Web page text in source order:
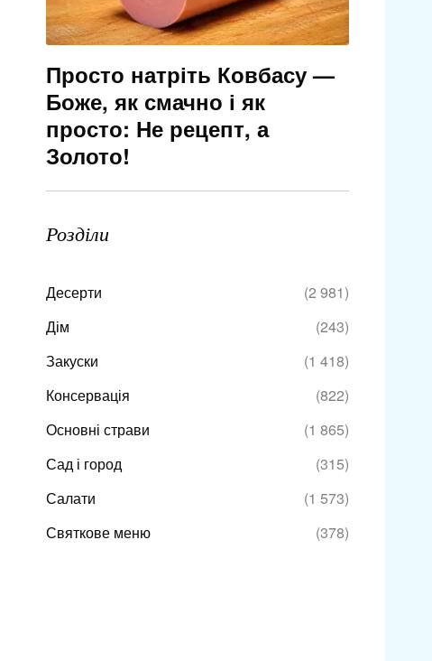
Просто натріть Ковбасу —
Боже, як смачно і як
просто: Не рецепт, а
Золото!
Розділи
Десерти
(2 981)
Дім
(243)
Закуски
(1 418)
Консервація
(822)
Основні страви
(1 865)
Сад і город
(315)
Салати
(1 573)
Святкове меню
(378)